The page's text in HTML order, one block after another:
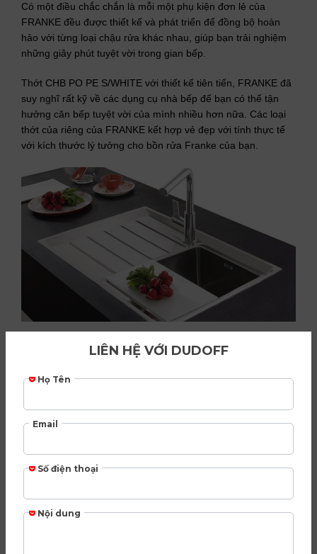
Có một điều chắc chắn là mỗi một phụ kiện đơn lẻ của
FRANKE đều được thiết kế và phát triển để đồng bộ hoàn
hảo với từng loại chậu rửa khác nhau, giúp bạn trải nghiệm
những giây phút tuyệt vời trong gian bếp.
Thớt CHB PO PE S/WHITE với thiết kế tiên tiến, FRANKE đã
suy nghĩ rất kỹ về các dụng cụ nhà bếp để bạn có thể tận
hưởng căn bếp tuyệt vời của mình nhiều hơn nữa. Các loại
thớt của riêng của FRANKE kết hợp vẻ đẹp với tính thực tế
với kích thước lý tưởng cho bồn rửa Franke của bạn.
Lượt xem:
CHÍNH SÁCH BẢO HÀNH & VẬN CHUYỂN
Related products